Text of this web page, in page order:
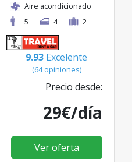
Aire acondicionado
5
4 2
9.93 Excelente
(64 opiniones)
Precio desde:
29€/día
Ver oferta